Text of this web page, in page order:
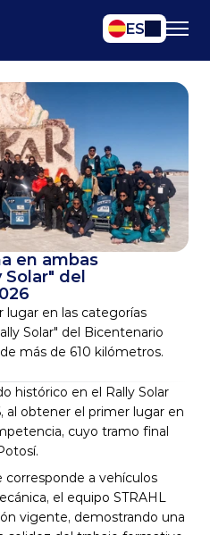
Select Language
ES
en ambas
del
lugar en las categorías
Solar" del Bicentenario
más de 610 kilómetros.
histórico en el Rally Solar
al obtener el primer lugar en
cuyo tramo final
corresponde a vehículos
el equipo STRAHL
vigente, demostrando una